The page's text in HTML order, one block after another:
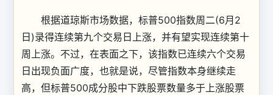
根据道琼斯市场数据，标普500指数周二(6月2
日)录得连续第九个交易日上涨，并有望实现连续第十
周上涨。不过，在表面之下，该指数已连续六个交易
日出现负面广度，也就是说，尽管指数本身继续走
高，但标普500成分股中下跌股票数量多于上涨股票